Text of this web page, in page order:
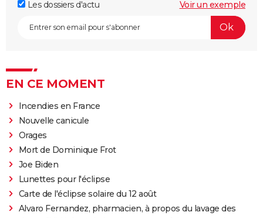
Les dossiers d'actu
Voir un exemple
EN CE MOMENT
Incendies en France
Nouvelle canicule
Orages
Mort de Dominique Frot
Joe Biden
Lunettes pour l'éclipse
Carte de l'éclipse solaire du 12 août
Alvaro Fernandez, pharmacien, à propos du lavage des